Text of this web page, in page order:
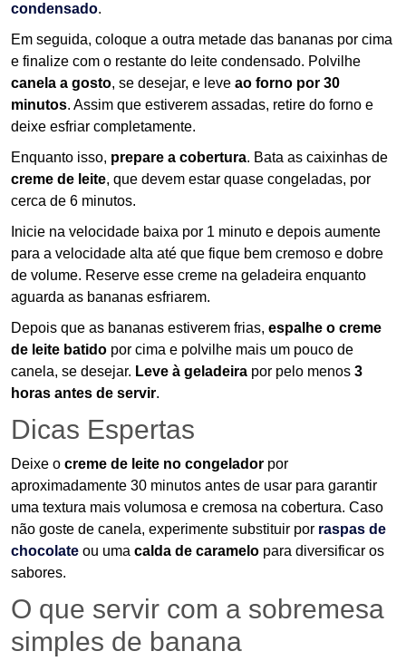
condensado.
Em seguida, coloque a outra metade das bananas por cima
e finalize com o restante do leite condensado. Polvilhe
canela a gosto, se desejar, e leve ao forno por 30
minutos. Assim que estiverem assadas, retire do forno e
deixe esfriar completamente.
Enquanto isso, prepare a cobertura. Bata as caixinhas de
creme de leite, que devem estar quase congeladas, por
cerca de 6 minutos.
Inicie na velocidade baixa por 1 minuto e depois aumente
para a velocidade alta até que fique bem cremoso e dobre
de volume. Reserve esse creme na geladeira enquanto
aguarda as bananas esfriarem.
Depois que as bananas estiverem frias, espalhe o creme
de leite batido por cima e polvilhe mais um pouco de
canela, se desejar. Leve à geladeira por pelo menos 3
horas antes de servir.
Dicas Espertas
Deixe o creme de leite no congelador por
aproximadamente 30 minutos antes de usar para garantir
uma textura mais volumosa e cremosa na cobertura. Caso
não goste de canela, experimente substituir por raspas de
chocolate ou uma calda de caramelo para diversificar os
sabores.
O que servir com a sobremesa
simples de banana